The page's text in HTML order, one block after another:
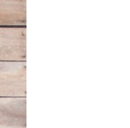
รับติดตั้งแอร์
รับติดตั้งกล้องวงจรปิด
รับติดตั้งจานดาวเทียม
จำหน่ายสินค้าอิเล็กทรอนิกส์
ความรู้
ติดต่อ